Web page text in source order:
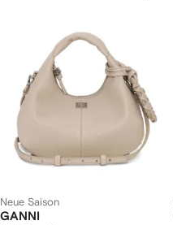
Neue Saison
GANNI